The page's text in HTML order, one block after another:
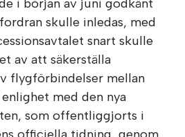
i början av juni godkänt
skulle inledas, med
snart skulle
av att säkerställa
flygförbindelser mellan
med den nya
som offentliggjorts i